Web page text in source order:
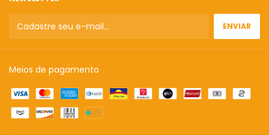
Meios de pagamento